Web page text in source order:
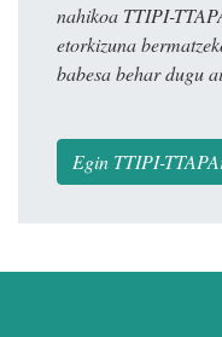
nahikoa TTIPI-
etorkizuna
babesa behar dugu
Egin TTIPI-